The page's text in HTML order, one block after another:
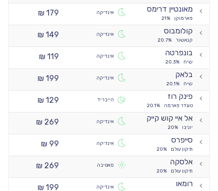
מאונטיין דרימס
פארמוקן 21%
אינדיקה
179 ₪
קולומבוס
קנאשור 20.7%
אינדיקה
149 ₪
בונפרטה
שיח 20.3%
אינדיקה
119 ₪
בלאק
שיח 20.1%
אינדיקה
199 ₪
פינק רוז
טוגדר פארמה 20.1%
הייבריד
129 ₪
אל איי קוש קייק
יוניבו 20%
אינדיקה
269 ₪
סייפרס
תיקון עולם 20%
אינדיקה
99 ₪
אלסקה
תיקון עולם 20%
סאטיבה
269 ₪
רומאו
אינדיקה
199 ₪